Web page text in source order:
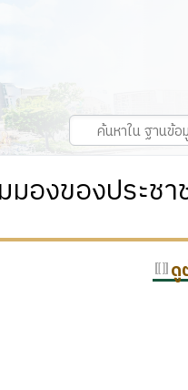
งของประชา
ดู